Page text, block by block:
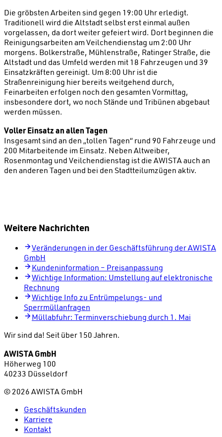
Die gröbsten Arbeiten sind gegen 19:00 Uhr erledigt.
Traditionell wird die Altstadt selbst erst einmal außen
vorgelassen, da dort weiter gefeiert wird. Dort beginnen die
Reinigungsarbeiten am Veilchendienstag um 2:00 Uhr
morgens. Bolkerstraße, Mühlenstraße, Ratinger Straße, die
Altstadt und das Umfeld werden mit 18 Fahrzeugen und 39
Einsatzkräften gereinigt. Um 8:00 Uhr ist die
Straßenreinigung hier bereits weitgehend durch,
Feinarbeiten erfolgen noch den gesamten Vormittag,
insbesondere dort, wo noch Stände und Tribünen abgebaut
werden müssen.
Voller Einsatz an allen Tagen
Insgesamt sind an den „tollen Tagen“ rund 90 Fahrzeuge und
200 Mitarbeitende im Einsatz. Neben Altweiber,
Rosenmontag und Veilchendienstag ist die AWISTA auch an
den anderen Tagen und bei den Stadtteilumzügen aktiv.
Weitere Nachrichten
Veränderungen in der Geschäftsführung der AWISTA
GmbH
Kundeninformation – Preisanpassung
Wichtige Information: Umstellung auf elektronische
Rechnung
Wichtige Info zu Entrümpelungs- und
Sperrmüllanfragen
Müllabfuhr: Terminverschiebung durch 1. Mai
Wir sind da! Seit über 150 Jahren.
AWISTA GmbH
Höherweg 100
40233 Düsseldorf
©2026 AWISTA GmbH
Geschäftskunden
Karriere
Kontakt